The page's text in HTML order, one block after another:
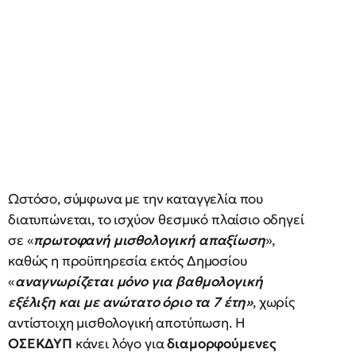
Ωστόσο, σύμφωνα με την καταγγελία που
διατυπώνεται, το ισχύον θεσμικό πλαίσιο οδηγεί
σε «πρωτοφανή μισθολογική απαξίωση»,
καθώς η προϋπηρεσία εκτός Δημοσίου
«αναγνωρίζεται μόνο για βαθμολογική
εξέλιξη και με ανώτατο όριο τα 7 έτη», χωρίς
αντίστοιχη μισθολογική αποτύπωση. Η
ΟΣΕΚΔΥΠ κάνει λόγο γιαδιαμορφούμενες